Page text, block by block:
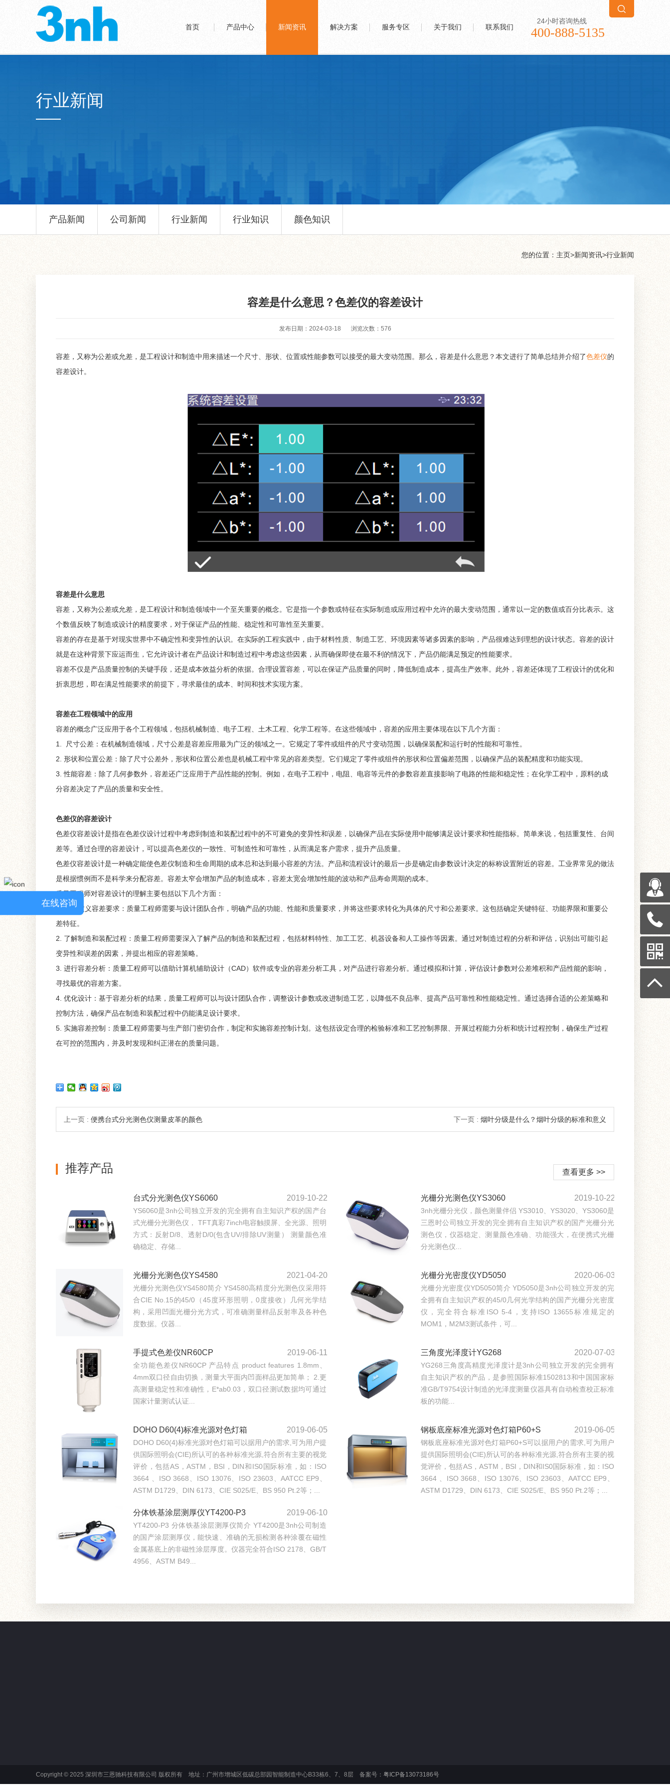
首页 产品中心 新闻资讯 解决方案 服务专区 关于我们 联系我们
24小时咨询热线
400-888-5135
行业新闻
产品新闻 公司新闻 行业新闻 行业知识 颜色知识
您的位置： 主页>新闻资讯>行业新闻
容差是什么意思？色差仪的容差设计
发布日期：2024-03-18 浏览次数： 576
容差，又称为公差或允差，是工程设计和制造中用来描述一个尺寸、形状、位置或性能参数可以接受的最大变动范围。那么，容差是什么意思？本文进行了简单总结并介绍了色差仪的
容差设计。
容差是什么意思
容差，又称为公差或允差，是工程设计和制造领域中一个至关重要的概念。它是指一个参数或特征在实际制造或应用过程中允许的最大变动范围，通常以一定的数值或百分比表示。这
个数值反映了制造或设计的精度要求，对于保证产品的性能、稳定性和可靠性至关重要。
容差的存在是基于对现实世界中不确定性和变异性的认识。在实际的工程实践中，由于材料性质、制造工艺、环境因素等诸多因素的影响，产品很难达到理想的设计状态。容差的设计
就是在这种背景下应运而生，它允许设计者在产品设计和制造过程中考虑这些因素，从而确保即使在最不利的情况下，产品仍能满足预定的性能要求。
容差不仅是产品质量控制的关键手段，还是成本效益分析的依据。合理设置容差，可以在保证产品质量的同时，降低制造成本，提高生产效率。此外，容差还体现了工程设计的优化和
折衷思想，即在满足性能要求的前提下，寻求最佳的成本、时间和技术实现方案。
容差在工程领域中的应用
容差的概念广泛应用于各个工程领域，包括机械制造、电子工程、土木工程、化学工程等。在这些领域中，容差的应用主要体现在以下几个方面：
1. 尺寸公差：在机械制造领域，尺寸公差是容差应用最为广泛的领域之一。它规定了零件或组件的尺寸变动范围，以确保装配和运行时的性能和可靠性。
2. 形状和位置公差：除了尺寸公差外，形状和位置公差也是机械工程中常见的容差类型。它们规定了零件或组件的形状和位置偏差范围，以确保产品的装配精度和功能实现。
3. 性能容差：除了几何参数外，容差还广泛应用于产品性能的控制。例如，在电子工程中，电阻、电容等元件的参数容差直接影响了电路的性能和稳定性；在化学工程中，原料的成
分容差决定了产品的质量和安全性。
色差仪的容差设计
色差仪容差设计是指在色差仪设计过程中考虑到制造和装配过程中的不可避免的变异性和误差，以确保产品在实际使用中能够满足设计要求和性能指标。简单来说，包括重复性、台间
差等。通过合理的容差设计，可以提高色差仪的一致性、可制造性和可靠性，从而满足客户需求，提升产品质量。
色差仪容差设计是一种确定能使色差仪制造和生命周期的成本总和达到最小容差的方法。产品和流程设计的最后一步是确定由参数设计决定的标称设置附近的容差。工业界常见的做法
是根据惯例而不是科学来分配容差。容差太窄会增加产品的制造成本，容差太宽会增加性能的波动和产品寿命周期的成本。
质量工程师对容差设计的理解主要包括以下几个方面：
1. 明确定义容差要求：质量工程师需要与设计团队合作，明确产品的功能、性能和质量要求，并将这些要求转化为具体的尺寸和公差要求。这包括确定关键特征、功能界限和重要公
差特征。
2. 了解制造和装配过程：质量工程师需要深入了解产品的制造和装配过程，包括材料特性、加工工艺、机器设备和人工操作等因素。通过对制造过程的分析和评估，识别出可能引起
变异性和误差的因素，并提出相应的容差策略。
3. 进行容差分析：质量工程师可以借助计算机辅助设计（CAD）软件或专业的容差分析工具，对产品进行容差分析。通过模拟和计算，评估设计参数对公差堆积和产品性能的影响，
寻找最优的容差方案。
4. 优化设计：基于容差分析的结果，质量工程师可以与设计团队合作，调整设计参数或改进制造工艺，以降低不良品率、提高产品可靠性和性能稳定性。通过选择合适的公差策略和
控制方法，确保产品在制造和装配过程中仍能满足设计要求。
5. 实施容差控制：质量工程师需要与生产部门密切合作，制定和实施容差控制计划。这包括设定合理的检验标准和工艺控制界限、开展过程能力分析和统计过程控制，确保生产过程
在可控的范围内，并及时发现和纠正潜在的质量问题。
上一页 : 便携台式分光测色仪测量皮革的颜色 下一页 : 烟叶分级是什么？烟叶分级的标准和意义
查看更多 >>
推荐产品
台式分光测色仪YS6060 2019-10-22
YS6060是3nh公司独立开发的完全拥有自主知识产权的国产台
式光栅分光测色仪， TFT真彩7inch电容触摸屏、全光源、照明
方式：反射D/8、透射D/0(包含UV/排除UV测量） 测量颜色准
确稳定、存储...
光栅分光测色仪YS3060 2019-10-22
3nh光栅分光仪，颜色测量伴侣 YS3010、YS3020、YS3060是
三恩时公司独立开发的完全拥有自主知识产权的国产光栅分光
测色仪，仪器稳定、测量颜色准确、功能强大，在便携式光栅
分光测色仪...
光栅分光测色仪YS4580 2021-04-20
光栅分光测色仪YS4580简介 YS4580高精度分光测色仪采用符
合CIE No.15的45/0（45度环形照明，0度接收）几何光学结
构，采用凹面光栅分光方式，可准确测量样品反射率及各种色
度数据。仪器...
光栅分光密度仪YD5050 2020-06-03
光栅分光密度仪YD5050简介 YD5050是3nh公司独立开发的完
全拥有自主知识产权的45/0几何光学结构的国产光栅分光密度
仪，完全符合标准ISO 5-4，支持ISO 13655标准规定的
MOM1，M2M3测试条件，可...
手提式色差仪NR60CP 2019-06-11
全功能色差仪NR60CP 产品特点 product features 1.8mm、
4mm双口径自由切换，测量大平面内凹面样品更加简单； 2.更
高测量稳定性和准确性，E*ab0.03，双口径测试数据均可通过
国家计量测试认证...
三角度光泽度计YG268 2020-07-03
YG268三角度高精度光泽度计是3nh公司独立开发的完全拥有
自主知识产权的产品，是参照国际标准1502813和中国国家标
准GB/T9754设计制造的光泽度测量仪器具有自动检查校正标准
板的功能...
DOHO D60(4)标准光源对色灯箱 2019-06-05
DOHO D60(4)标准光源对色灯箱可以据用户的需求,可为用户提
供国际照明会(CIE)所认可的各种标准光源,符合所有主要的视觉
评价，包括AS，ASTM，BSI，DIN和IS0国际标准，如：ISO
3664 、ISO 3668、ISO 13076、ISO 23603、AATCC EP9、
ASTM D1729、DIN 6173、CIE S025/E、BS 950 Pt.2等；...
钢板底座标准光源对色灯箱P60+S 2019-06-05
钢板底座标准光源对色灯箱P60+S可以据用户的需求,可为用户
提供国际照明会(CIE)所认可的各种标准光源,符合所有主要的视
觉评价，包括AS，ASTM，BSI，DIN和IS0国际标准，如：ISO
3664 、ISO 3668、ISO 13076、ISO 23603、AATCC EP9、
ASTM D1729、DIN 6173、CIE S025/E、BS 950 Pt.2等；...
分体铁基涂层测厚仪YT4200-P3 2019-06-10
YT4200-P3 分体铁基涂层测厚仪简介 YT4200是3nh公司制造
的国产涂层测厚仪，能快速、准确的无损检测各种涂覆在磁性
金属基底上的非磁性涂层厚度。仪器完全符合ISO 2178、GB/T
4956、ASTM B49...
标准光源箱
图像测试方案
颜色知识
Copyright © 2025 深圳市三恩驰科技有限公司 版权所有 地址：广州市增城区低碳总部园智能制造中心B33栋6、7、8层 备案号： 粤ICP备13073186号
在线咨询